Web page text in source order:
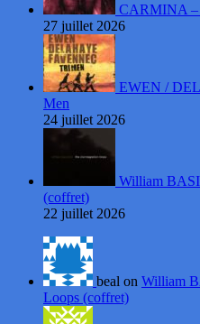
CARMINA –
27 juillet 2026
EWEN /
Men
24 juillet 2026
William
(coffret)
22 juillet 2026
beal on William
Loops (coffret)